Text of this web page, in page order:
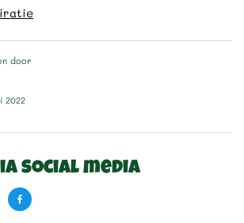
door
2022
social media